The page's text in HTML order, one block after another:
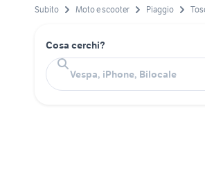
Subito Moto e scooter Piaggio
Cosa cerchi?